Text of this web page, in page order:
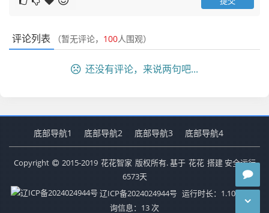
评论列表 （暂无评论， 100人围观）
还没有评论，来说两句吧...
底部导航1 底部导航2 底部导航3 底部导航4
Copyright 2015-2019 花花智家 版权所有. 基于 花花 搭建 安全运行
6573天
辽ICP备2024024944号 运行时长：1.102秒 查
询信息：13 次